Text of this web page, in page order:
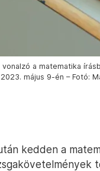
a matematika
május 9-én – Fotó:
kedden a